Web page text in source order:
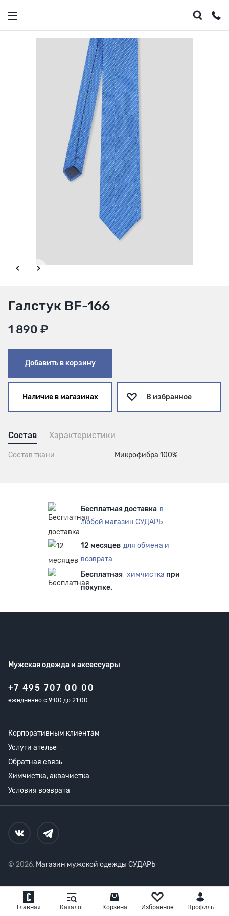
Главная Каталог Корзина Избранное Профиль
Галстук BF-166
1 890 ₽
Добавить в корзину
Наличие в магазинах В избранное
Состав Характеристики
Состав ткани Микрофибра 100%
Бесплатная доставка в
любой магазин СУДАРЬ
12 месяцев для обмена и
возврата
Бесплатная химчистка при
покупке.
Мужская одежда и аксессуары
+7 495 707 00 00
ежедневно с 9:00 до 21:00
Корпоративным клиентам
Услуги ателье
Обратная связь
Химчистка, аквачистка
Условия возврата
© 2026, Магазин мужской одежды СУДАРЬ